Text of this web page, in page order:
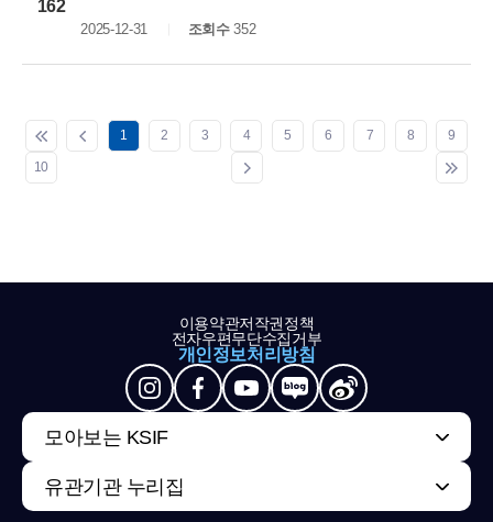
162
2025-12-31 조회수352
1 2 3 4 5 6 7 8 9
10
이용약관저작권정책
전자우편무단수집거부
개인정보처리방침
모아보는 KSIF
유관기관 누리집